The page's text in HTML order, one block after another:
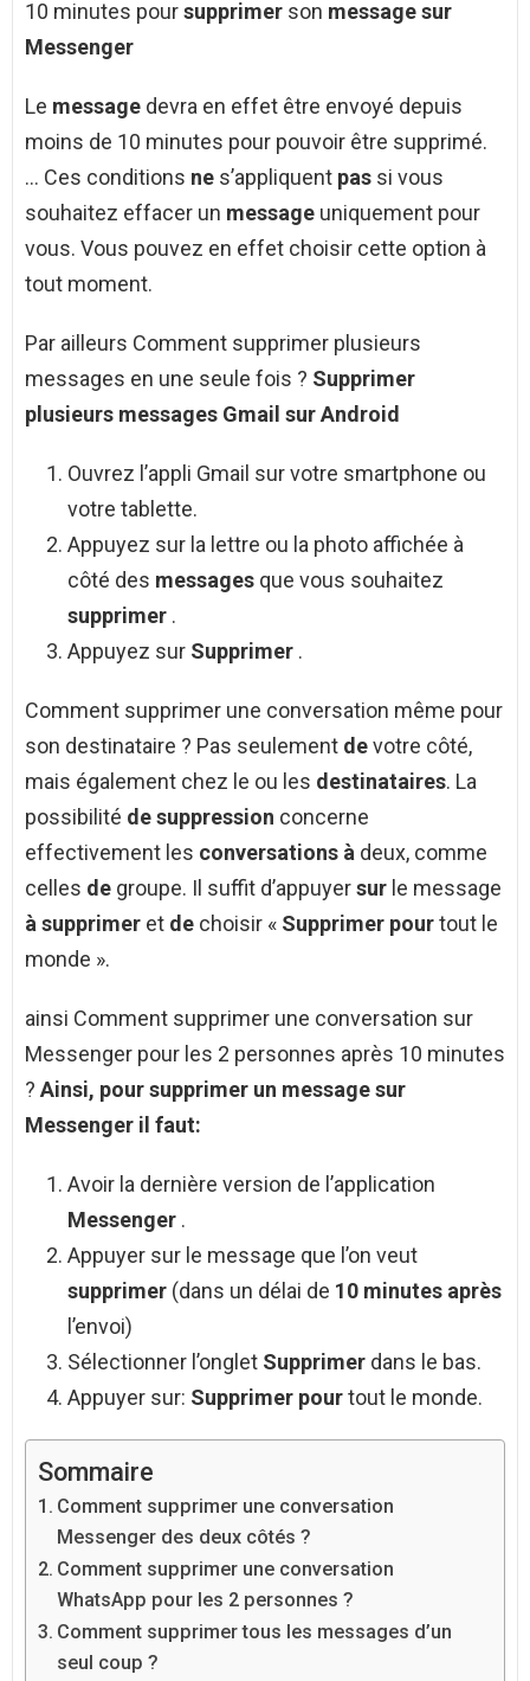
10 minutes poursupprimer son message sur
Messenger
Le message devra en effet être envoyé depuis
moins de 10 minutes pour pouvoir être supprimé.
… Ces conditions ne s’appliquent pas si vous
souhaitez effacer un message uniquement pour
vous. Vous pouvez en effet choisir cette option à
tout moment.
Par ailleurs Comment supprimer plusieurs
messages en une seule fois ? Supprimer
plusieurs messages Gmail surAndroid
Ouvrez l’appli Gmail sur votre smartphone ou
votre tablette.
Appuyez sur la lettre ou la photo affichée à
côté des messages que vous souhaitez
supprimer .
Appuyez sur Supprimer .
Comment supprimer une conversation même pour
son destinataire ? Pas seulement devotre côté,
mais également chez le ou les destinataires. La
possibilité de suppression concerne
effectivement les conversations à deux, comme
celles de groupe. Il suffit d’appuyersur le message
à supprimer et de choisir « Supprimer pourtout le
monde ».
ainsi Comment supprimer une conversation sur
Messenger pour les 2 personnes après 10 minutes
? Ainsi, pour supprimer un message sur
Messenger il faut:
Avoir la dernière version de l’application
Messenger .
Appuyer sur le message que l’on veut
supprimer (dans un délai de 10 minutes après
l’envoi)
Sélectionner l’onglet Supprimer dans le bas.
Appuyer sur: Supprimer pourtout le monde.
Sommaire
Comment supprimer une conversation
Messenger des deux côtés ?
Comment supprimer une conversation
WhatsApp pour les 2 personnes ?
Comment supprimer tous les messages d’un
seul coup ?